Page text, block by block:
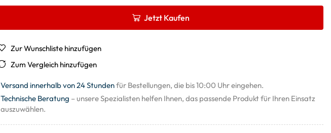
Jetzt Kaufen
Zur Wunschliste hinzufügen
Zum Vergleich hinzufügen
Versand innerhalb von 24 Stundenfür Bestellungen, die bis 10:00 Uhr eingehen.
Technische Beratung – unsere Spezialisten helfen Ihnen, das passende Produkt für Ihren Einsatz
auszuwählen.